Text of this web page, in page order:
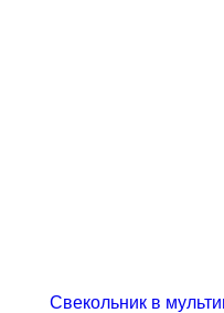
Свекольник в